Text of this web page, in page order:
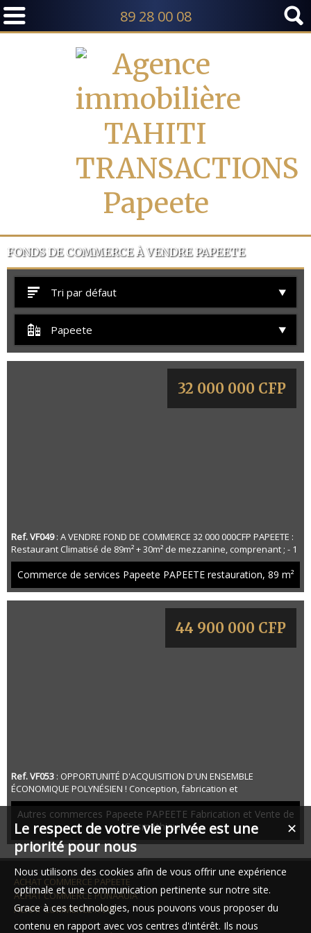
89 28 00 08
FONDS DE COMMERCE À VENDRE PAPEETE
Tri par défaut
Papeete
Ref. VF049: A VENDRE FOND DE COMMERCE 32 000 000CFP PAPEETE :
Restaurant Climatisé de 89m² + 30m² de mezzanine, comprenant ; - 1
Salle Climatisé de 30m² - 1 Sanitaire de 5m² - 1 Bar de 13m² - 1
Cuisine de 12m² - 1 Préparation froide de 7m² - 1 Plonge de 6m² - 1
Mezzanine de 30m² - 1 Loyer de 220 000
****************************************************
Emplacement idéalement situé, permettant d'orga...
Commerce de services Papeete PAPEETE restauration, 89 m²
32 000 000 CFP
Ref. VF053 : OPPORTUNITÉ D'ACQUISITION D'UN ENSEMBLE
ÉCONOMIQUE POLYNÉSIEN ! Conception, fabrication et
commercialisation de parfums, cosmétiques et soins haut de
gamme sur le Fenua À céder en Polynésie française, un ensemble
économique structuré et immédiatement opérationnel dans le
secteur des parfums, cosmétiques et soins naturels premium,
l'acquisition comprend : - plus de vingt et un ans d...
Autres commerces Papeete PAPEETE Fabrication et Vente de
Cosméthique,
44 900 000 CFP
ACHAT COMMERCE PAPEETE
ACHAT COMMERCE PUNAAUIA
ACHAT COMMERCE FAAA
✕
Le respect de votre vie privée est une
priorité pour nous
Nous utilisons des cookies afin de vous offrir une expérience
optimale et une communication pertinente sur notre site.
Grace à ces technologies, nous pouvons vous proposer du
contenu en rapport avec vos centres d'intérêt. Ils nous